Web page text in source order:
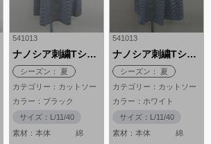
テル 48％
541013
ナノシア刺繍Tシャツ
シーズン： 夏
カテゴリー：カットソー
カラー：ブラック
サイズ：L/11/40
素材：本体 綿 100％ 刺繍部分 ス
541013
ナノシア刺繍Tシャツ
シーズン： 夏
カテゴリー：カットソー
カラー：ホワイト
サイズ：L/11/40
素材：本体 綿